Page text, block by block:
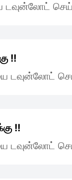
டவுன்லோட்
!!
டவுன்லோட்
!!
டவுன்லோட்